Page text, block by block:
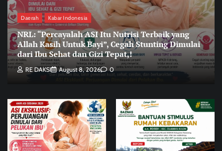
Daerah Kabar Indonesia
NRL: “Percayalah ASI Itu Nutrisi Terbaik yang
Allah Kasih Untuk Bayi”, Cegah Stunting Dimulai
dari Ibu Sehat dan Gizi Tepat,!
RE DAKSI August 8, 2026 0